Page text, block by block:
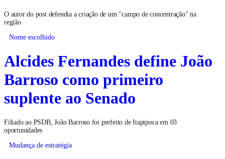
O autor do post defendia a criação de um "campo de concentração" na
região
Nome escolhido
Alcides Fernandes define João
Barroso como primeiro
suplente ao Senado
Filiado ao PSDB, João Barroso foi prefeito de Itapipoca em 03
oportunidades
Mudança de estratégia